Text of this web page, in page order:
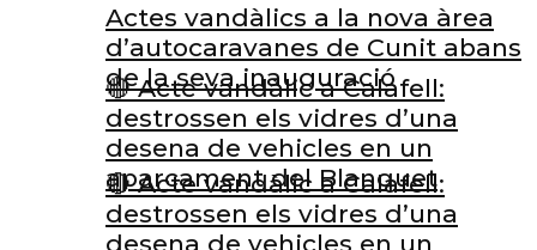
🔴 Acte vandàlic a Calafell:
destrossen els vidres d’una
desena de vehicles en un
aparcament del Blanquet
Actes vandàlics a la nova àrea
d’autocaravanes de Cunit abans
de la seva inauguració
🔴 Acte vandàlic a Calafell:
destrossen els vidres d’una
desena de vehicles en un